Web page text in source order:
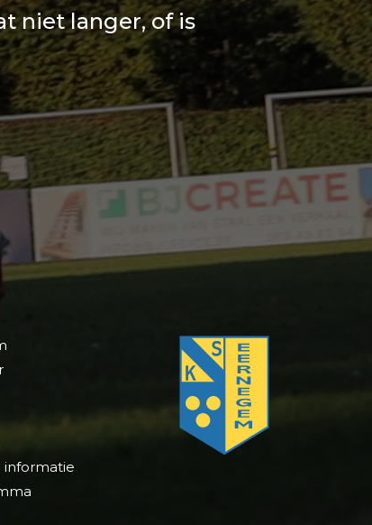
niet langer, of is
informatie